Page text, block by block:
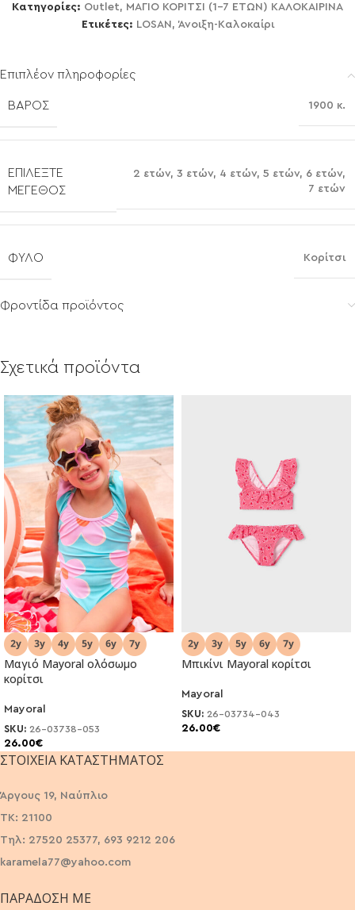
Κατηγορίες: Outlet, ΜΑΓΙΟ ΚΟΡΙΤΣΙ (1-7 ΕΤΩΝ) ΚΑΛΟΚΑΙΡΙΝΑ
Ετικέτες: LOSAN, Άνοιξη-Καλοκαίρι
Επιπλέον πληροφορίες
ΒΆΡΟΣ 1900 κ.
ΕΠΙΛΈΞΤΕ
ΜΈΓΕΘΟΣ
2 ετών, 3 ετών, 4 ετών, 5 ετών, 6 ετών,
7 ετών
ΦΎΛΟ Κορίτσι
Φροντίδα προϊόντος
Σχετικά προϊόντα
Μαγιό Mayoral ολόσωμο
κορίτσι
Mayoral
SKU: 26-03738-053
26.00€
Μπικίνι Mayoral κορίτσι
Mayoral
SKU: 26-03734-043
26.00€
ΣΤΟΙΧΕΊΑ ΚΑΤΑΣΤΉΜΑΤΟΣ
Άργους 19, Ναύπλιο
ΤΚ: 21100
Τηλ: 27520 25377, 693 9212 206
karamela77@yahoo.com
ΠΑΡΆΔΟΣΗ ΜΕ